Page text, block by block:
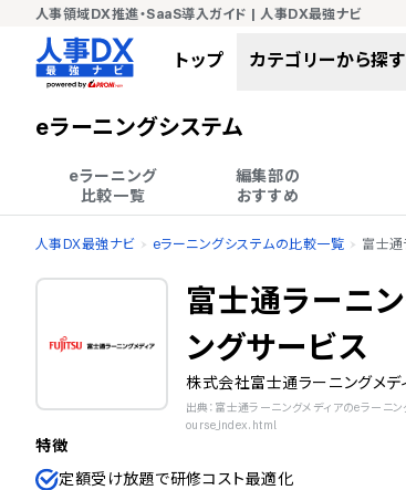
人事領域DX推進・SaaS導入ガイド | 人事DX最強ナビ
トップ カテゴリーから探す
eラーニングシステム
eラーニング
比較一覧
編集部の
おすすめ
人事DX最強ナビ eラーニングシステムの比較一覧 富士通
富士通ラーニ
ングサービス
株式会社富士通ラーニングメデ
出典：富士通ラーニングメディアのeラー
ourse_index.html
特徴
定額受け放題で研修コスト最適化